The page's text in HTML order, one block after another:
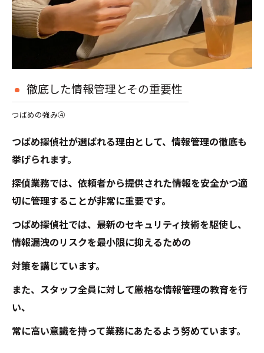
徹底した情報管理とその重要性
つばめの強み④
つばめ探偵社が選ばれる理由として、情報管理の徹底も
挙げられます。
探偵業務では、依頼者から提供された情報を安全かつ適
切に管理することが非常に重要です。
つばめ探偵社では、最新のセキュリティ技術を駆使し、
情報漏洩のリスクを最小限に抑えるための
対策を講じています。
また、スタッフ全員に対して厳格な情報管理の教育を行
い、
常に高い意識を持って業務にあたるよう努めています。